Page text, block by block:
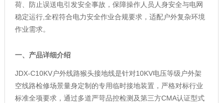
荷、防止误送电引发安全事故，保障操作人员人身安全与电网
稳定运行,全程符合电力安全作业合规要求，适配户外复杂环境
作业需求。
一、产品详细介绍
JDX-C10KV户外线路猴头接地线是针对10KV电压等级户外架
空线路检修场景量身定制的专用临时接地装置，严格对标行业
标准全项要求，通过多道严苛品控检测及第三方CMA认证型式